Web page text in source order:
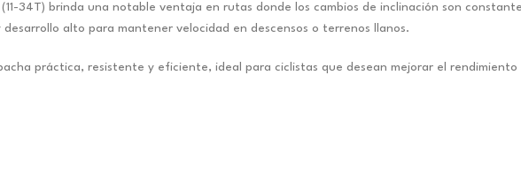
34T) brinda una notable ventaja en rutas donde los cambios de inclinación son
alto para mantener velocidad en descensos o terrenos llanos.
pacha práctica, resistente y eficiente, ideal para ciclistas que desean mejorar el